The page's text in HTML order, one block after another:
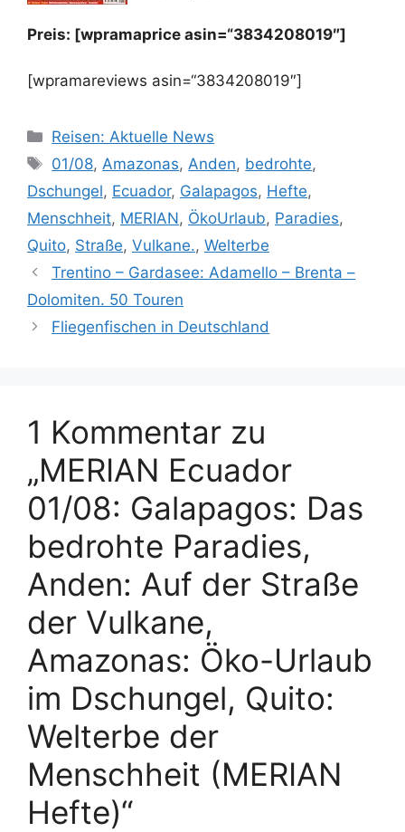
Preis: [wpramaprice asin=“3834208019″]
[wpramareviews asin=“3834208019″]
Kategorien
Reisen: Aktuelle News
Schlagwörter
01/08, Amazonas, Anden, bedrohte,
Dschungel, Ecuador, Galapagos, Hefte,
Menschheit, MERIAN, ÖkoUrlaub, Paradies,
Quito, Straße, Vulkane., Welterbe
Trentino – Gardasee: Adamello – Brenta –
Dolomiten. 50 Touren
Fliegenfischen in Deutschland
1 Kommentar zu
„MERIAN Ecuador
01/08: Galapagos: Das
bedrohte Paradies,
Anden: Auf der Straße
der Vulkane,
Amazonas: Öko-Urlaub
im Dschungel, Quito:
Welterbe der
Menschheit (MERIAN
Hefte)“